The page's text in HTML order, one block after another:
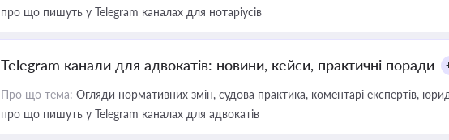
про що пишуть у Telegram каналах для нотаріусів
Telegram канали для адвокатів: новини, кейси, практичні поради
Про що тема: Огляди нормативних змін, судова практика, коментарі експертів,
про що пишуть у Telegram каналах для адвокатів